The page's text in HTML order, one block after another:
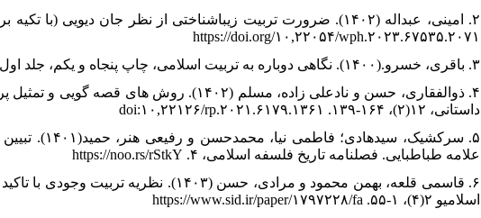
https://doi.org/۱۰,۲۲۰۵۴/wph.۲۰۲۳.۶۷۵۳۵.۲۰۷۱
۳. باقری، خسرو.(۱۴۰۰). نگاهی دوباره به تربیت اسلامی، چاپ پنجاه و یکم، جلد اول، تهران: انتشارات مدرسه.
۴. ذوالفقاری، حسن و نادعلی زاده، مسلم
داستانی، ۱۲(۲)، ۱۶۴-۱۳۹. doi:۱۰,۲۲۱۲۶/rp.۲۰۲۱.۶۱۷۹.۱۳۶۱
۵. سرکشیک،
علامه طباطبایی. فصلنامه تاریخ فلسفه اسلامی، ۴. https://noo.rs/rStkY
۶. قاسمی قلعه، بهمن محمود و مرادی، حسن
اسلامیو ۲(۴)، ۱-۵۵. https://www.sid.ir/paper/۱۷۹۷۲۲۸/fa